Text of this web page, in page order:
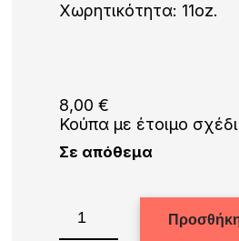
Χωρητικότητα: 11oz.
8,00€
Κούπα με έτοιμο
Σε απόθεμα